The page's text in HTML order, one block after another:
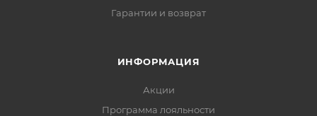
Гарантии и возврат
ИНФОРМАЦИЯ
Акции
Программа лояльности